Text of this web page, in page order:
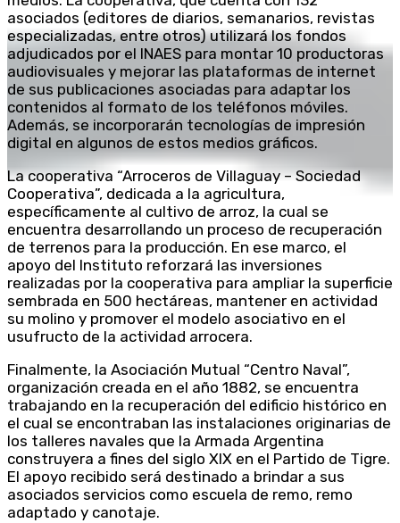
asociados (editores de diarios, semanarios, revistas
especializadas, entre otros) utilizará los fondos
adjudicados por el INAES para montar 10 productoras
audiovisuales y mejorar las plataformas de internet
de sus publicaciones asociadas para adaptar los
contenidos al formato de los teléfonos móviles.
Además, se incorporarán tecnologías de impresión
digital en algunos de estos medios gráficos.
La cooperativa “Arroceros de Villaguay – Sociedad
Cooperativa”, dedicada a la agricultura,
específicamente al cultivo de arroz, la cual se
encuentra desarrollando un proceso de recuperación
de terrenos para la producción. En ese marco, el
apoyo del Instituto reforzará las inversiones
realizadas por la cooperativa para ampliar la superficie
sembrada en 500 hectáreas, mantener en actividad
su molino y promover el modelo asociativo en el
usufructo de la actividad arrocera.
Finalmente, la Asociación Mutual “Centro Naval”,
organización creada en el año 1882, se encuentra
trabajando en la recuperación del edificio histórico en
el cual se encontraban las instalaciones originarias de
los talleres navales que la Armada Argentina
construyera a fines del siglo XIX en el Partido de Tigre.
El apoyo recibido será destinado a brindar a sus
asociados servicios como escuela de remo, remo
adaptado y canotaje.